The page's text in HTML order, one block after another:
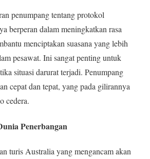
penumpang tentang protokol
berperan dalam meningkatkan rasa
menciptakan suasana yang lebih
pesawat. Ini sangat penting untuk
situasi darurat terjadi. Penumpang
cepat dan tepat, yang pada gilirannya
cedera.
Penerbangan
turis Australia yang mengancam akan